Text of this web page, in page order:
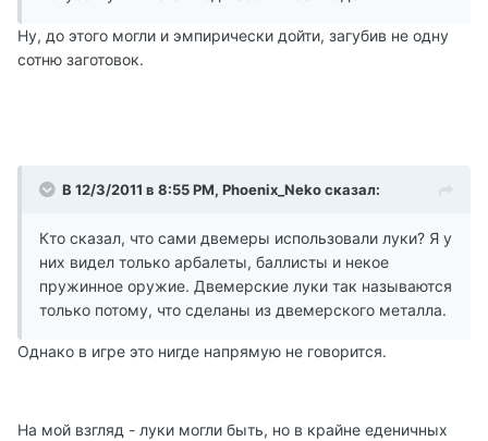
Ну, до этого могли и эмпирически дойти, загубив не одну
сотню заготовок.
В 12/3/2011 в 8:55 PM, Phoenix_Neko сказал:
Кто сказал, что сами двемеры использовали луки? Я у
них видел только арбалеты, баллисты и некое
пружинное оружие. Двемерские луки так называются
только потому, что сделаны из двемерского металла.
Однако в игре это нигде напрямую не говорится.
На мой взгляд - луки могли быть, но в крайне еденичных